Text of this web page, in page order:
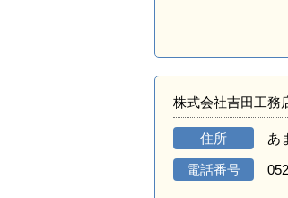
株式会社吉田工務
住所 あ
電話番号